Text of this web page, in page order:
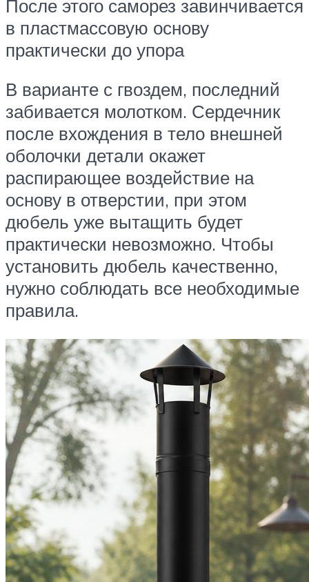
После этого саморез завинчивается
в пластмассовую основу
практически до упора
В варианте с гвоздем, последний
забивается молотком. Сердечник
после вхождения в тело внешней
оболочки детали окажет
распирающее воздействие на
основу в отверстии, при этом
дюбель уже вытащить будет
практически невозможно. Чтобы
установить дюбель качественно,
нужно соблюдать все необходимые
правила.